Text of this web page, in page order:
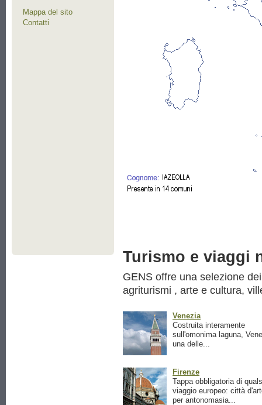
Mappa del sito
Contatti
Turismo e viaggi
GENS offre una selezione
agriturismi , arte e cultura,
Venezia
Costruita interamente
sull'omonima laguna,
una delle...
Firenze
Tappa obbligatoria di
viaggio europeo: città
per antonomasia...